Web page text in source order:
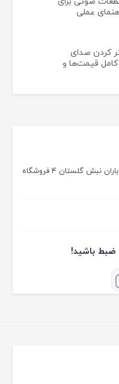
عملی
کردن صدای
کامل قیمت‌ها و
پل فردیس ۲۰۰ متر بعد از پمپ بنزین باران نبش گلستان ۴ فروشگاه
ضبط باشید!